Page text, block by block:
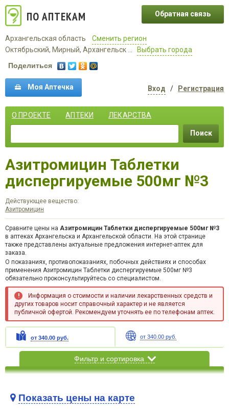
ПО АПТЕКАМ
Архангельская область
Сменить регион
Октябрьский, Мирный, Архангельск ...
Выбрать города
Обратная связь
Поделиться
Моя Аптечка Вход / Регистрация
О ПРОЕКТЕ АПТЕКИ ЛЕКАРСТВА
Поиск
Азитромицин Таблетки
диспергируемые 500мг №3
Действующее вещество:
Азитромицин
Сравните цены на Азитромицин Таблетки диспергируемые 500мг №3
в аптеках Архангельска и Архангельской области. На этой странице
также представлены актуальные предложения интернет-аптек для
заказа.
О показаниях, противопоказаниях, побочных действиях и способах
применения Азитромицин Таблетки диспергируемые 500мг №3
обязательно проконсультируйтесь со специалистом.
Информация о стоимости и наличии лекарственных средств и
других товаров носит справочный характер и не является
публичной офертой. Рекомендуем уточнять ее по телефонам аптек.
от 340.00 руб. от 340.00 руб.
Фильтр и сортировка
Показать цены на карте